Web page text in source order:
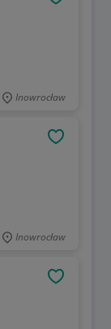
Inowrocław
Inowrocław